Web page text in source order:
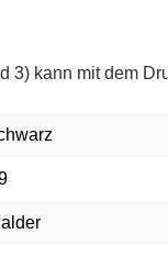
3) kann mit dem